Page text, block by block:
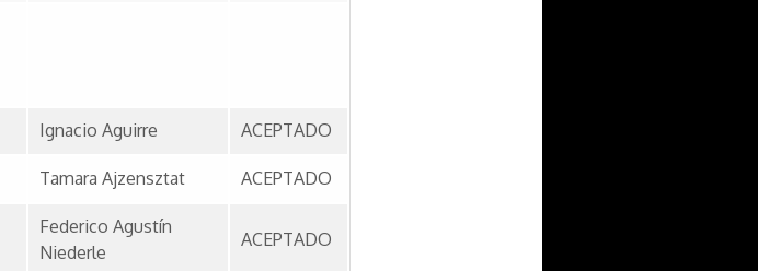
Ignacio Aguirre ACEPTADO
Tamara Ajzensztat ACEPTADO
Federico Agustín
Niederle
ACEPTADO